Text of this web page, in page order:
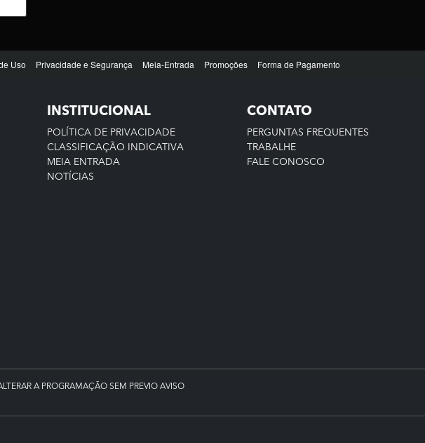
INSTITUCIONAL
POLÍTICA DE PRIVACIDADE
CLASSIFICAÇÃO INDICATIVA
MEIA ENTRADA
NOTÍCIAS
CONTATO
PERGUNTAS FREQUENTES
TRABALHE
FALE CONOSCO
A PROGRAMAÇÃO SEM PREVIO AVISO